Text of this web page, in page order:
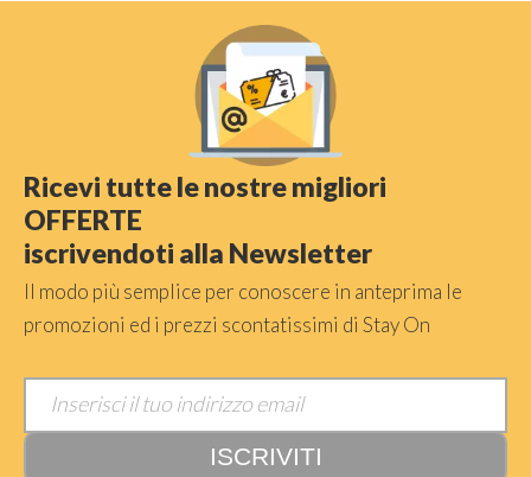
Ricevi tutte le nostre migliori
OFFERTE
iscrivendoti alla Newsletter
Il modo più semplice per conoscere in anteprima le
promozioni ed i prezzi scontatissimi di Stay On